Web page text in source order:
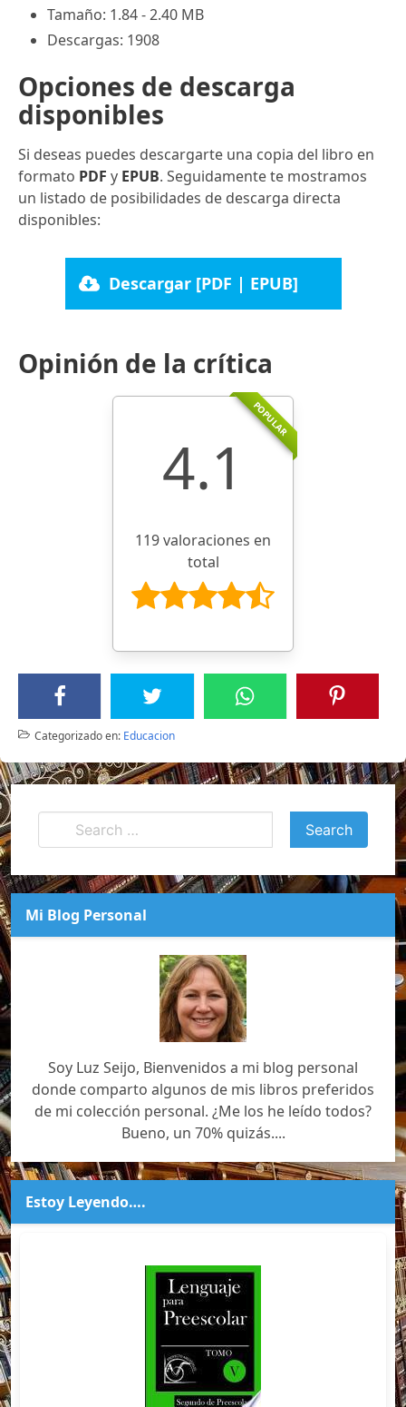
Tamaño: 1.84 - 2.40 MB
Descargas: 1908
Opciones de descarga
disponibles
Si deseas puedes descargarte una copia del libro en
formato PDF y EPUB. Seguidamente te mostramos
un listado de posibilidades de descarga directa
disponibles:
Descargar [PDF | EPUB]
Opinión de la crítica
POPULAR
4.1
119 valoraciones en
total
Categorizado en: Educacion
Mi Blog Personal
Soy Luz Seijo, Bienvenidos a mi blog personal
donde comparto algunos de mis libros preferidos
de mi colección personal. ¿Me los he leído todos?
Bueno, un 70% quizás....
Estoy Leyendo….